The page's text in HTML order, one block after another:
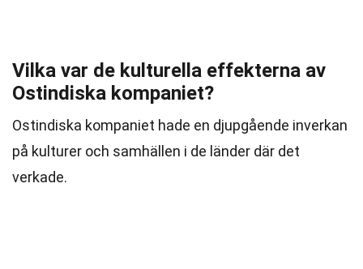
Vilka var de kulturella effekterna av
Ostindiska kompaniet?
Ostindiska kompaniet hade en djupgående inverkan
på kulturer och samhällen i de länder där det
verkade.